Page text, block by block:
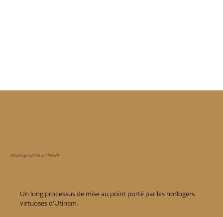
Photographie UTINAM
Un long processus de mise au point porté par les horlogers
virtuoses d’Utinam.